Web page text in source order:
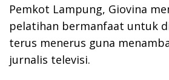
Pemkot Lampung, Giovina
pelatihan bermanfaat untuk
terus menerus guna
jurnalis televisi.